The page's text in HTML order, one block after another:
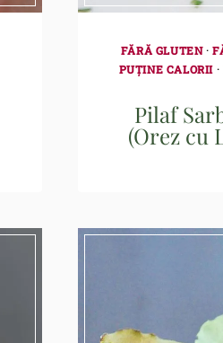
FĂRĂ GLUTEN·
PUȚINE CALORII ·
Pilaf
(Orez cu